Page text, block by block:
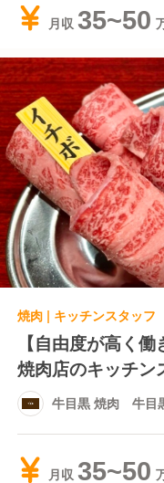
月収 35~50
焼肉 | キッチンスタッフ
【自由度が高く
焼肉店のキッチン
牛目黒 焼肉 牛目
月収 35~50